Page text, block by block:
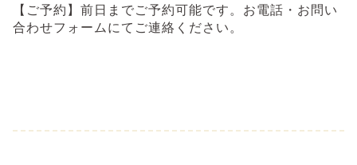
【ご予約】前日までご予約可能です。お電話・お問い
合わせフォームにてご連絡ください。